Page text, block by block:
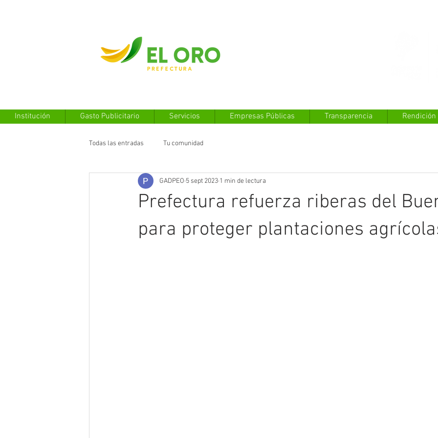
Institución Gasto Publicitario Servicios Empresas Públicas Transparencia
Todas las entradas Tu comunidad
Prefectura refuerza riberas del
para proteger plantaciones
GADPEO 5 sept 2023 1 min de lectura